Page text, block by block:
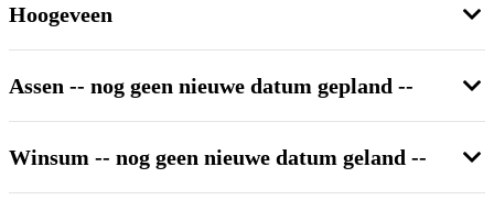
Hoogeveen
Assen -- nog geen nieuwe datum gepland --
Winsum -- nog geen nieuwe datum geland --